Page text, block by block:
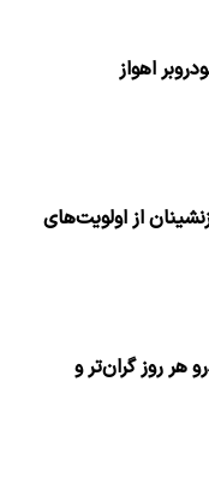
اهواز
از اولویت‌های
هر روز گران‌تر و